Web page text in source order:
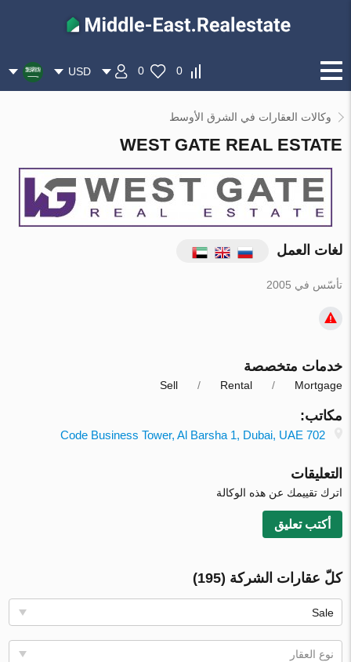
0
0
USD
وكالات العقارات في الشرق الأوسط
WEST GATE REAL ESTATE
لغات العمل
تأسّس في 2005
خدمات متخصصة
Mortgage
Rental
Sell
مكاتب:
702 Code Business Tower, Al Barsha 1, Dubai, UAE
التعليقات
اترك تقييمك عن هذه الوكالة
أكتب تعليق
كلّ عقارات الشركة (195)
Sale
نوع العقار